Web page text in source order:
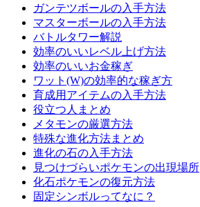
ガンテツボールの入手方法
マスターボールの入手方法
バトルタワー解説
効率のいいレベル上げ方法
効率のいいお金稼ぎ
ワット(W)の効率的な稼ぎ方
育成用アイテムの入手方法
役立つ人まとめ
メタモンの厳選方法
特殊な進化方法まとめ
進化の石の入手方法
見つけづらいポケモンの出現場所
化石ポケモンの復元方法
固定シンボルってなに？